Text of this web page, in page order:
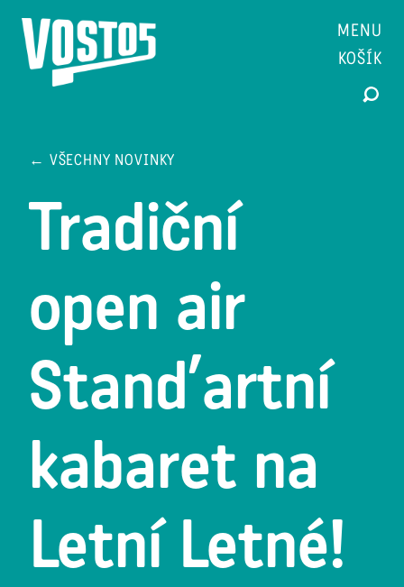
MENU
KOŠÍK
← VŠECHNY NOVINKY
Tradiční
open air
Stand’artní
kabaret na
Letní Letné!